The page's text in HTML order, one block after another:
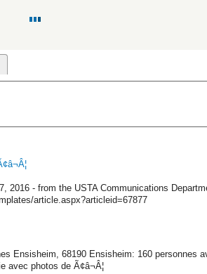
2016 - from the USTA Communications
article.aspx?articleid=67877
Ensisheim, 68190 Ensisheim: 160 personnes
photos de Ã¢â¬Â¦